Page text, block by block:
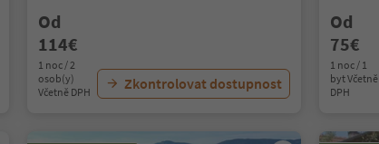
Od
114€
1 noc / 2
osob(y)
Včetně DPH
Zkontrolovat dostupnost
Od
75€
1 noc / 1
byt Včetně
DPH